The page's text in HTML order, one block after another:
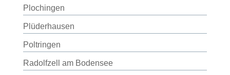
Plochingen
Plüderhausen
Poltringen
Radolfzell am Bodensee